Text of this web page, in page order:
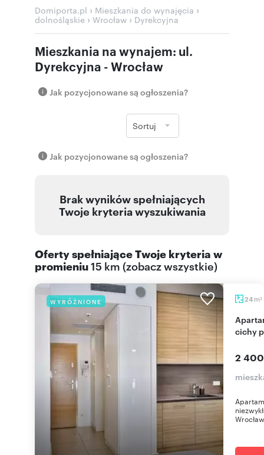
Domiporta.pl › Mieszkania do wynajęcia ›
dolnośląskie › Wrocław › Dyrekcyjna
Mieszkania na wynajem: ul.
Dyrekcyjna - Wrocław
Jak pozycjonowane są ogłoszenia?
Sortuj
Jak pozycjonowane są ogłoszenia?
Brak wyników spełniających
Twoje kryteria wyszukiwania
Oferty spełniające Twoje kryteria w
promieniu15 km (zobacz wszystkie)
WYRÓŻNIONE 24 m2
Apartament 29m2 przy Rynku, klimatyzacja,
cichy
2